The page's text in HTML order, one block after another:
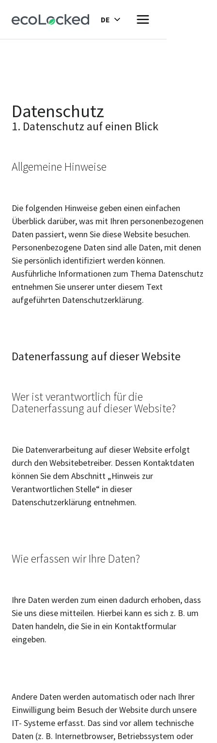
DE
Datenschutz
1. Datenschutz auf einen Blick
Allgemeine Hinweise
Die folgenden Hinweise geben einen einfachen
Überblick darüber, was mit Ihren personenbezogenen
Daten passiert, wenn Sie diese Website besuchen.
Personenbezogene Daten sind alle Daten, mit denen
Sie persönlich identifiziert werden können.
Ausführliche Informationen zum Thema Datenschutz
entnehmen Sie unserer unter diesem Text
aufgeführten Datenschutzerklärung.
Datenerfassung auf dieser Website
Wer ist verantwortlich für die
Datenerfassung auf dieser Website?
Die Datenverarbeitung auf dieser Website erfolgt
durch den Websitebetreiber. Dessen Kontaktdaten
können Sie dem Abschnitt „Hinweis zur
Verantwortlichen Stelle“ in dieser
Datenschutzerklärung entnehmen.
Wie erfassen wir Ihre Daten?
Ihre Daten werden zum einen dadurch erhoben, dass
Sie uns diese mitteilen. Hierbei kann es sich z. B. um
Daten handeln, die Sie in ein Kontaktformular
eingeben.
Andere Daten werden automatisch oder nach Ihrer
Einwilligung beim Besuch der Website durch unsere
IT- Systeme erfasst. Das sind vor allem technische
Daten (z. B. Internetbrowser, Betriebssystem oder